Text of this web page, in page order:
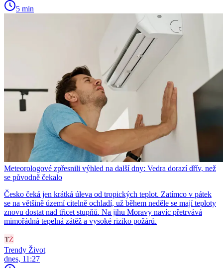
5 min
Meteorologové zpřesnili výhled na další dny: Vedra dorazí dřív, než
se původně čekalo
Česko čeká jen krátká úleva od tropických teplot. Zatímco v pátek
se na většině území citelně ochladí, už během neděle se mají teploty
znovu dostat nad třicet stupňů. Na jihu Moravy navíc přetrvává
mimořádná tepelná zátěž a vysoké riziko požárů.
Trendy Život
dnes, 11:27